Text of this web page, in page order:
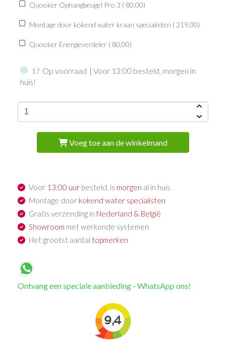
Quooker Ophangbeugel Pro 3 ( 80,00)
Montage door kokend water kraan specialisten ( 219,00)
Quooker Energieverdeler ( 80,00)
17 Op voorraad | Voor 13:00 besteld, morgen in
huis!
Voeg toe aan de winkelmand
Voor 13:00 uur besteld, is morgen al in huis
Montage door kokend water specialisten
Gratis verzending in Nederland & België
Showroom met werkende systemen
Het grootst aantal topmerken
Ontvang een speciale aanbieding - WhatsApp ons!